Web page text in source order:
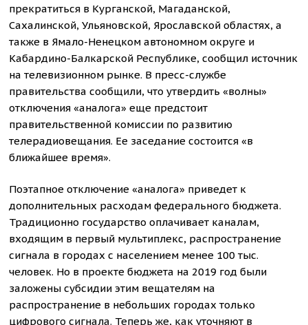
прекратиться в Курганской, Магаданской,
Сахалинской, Ульяновской, Ярославской областях, а
также в Ямало-Ненецком автономном округе и
Кабардино-Балкарской Республике, сообщил источник
на телевизионном рынке. В пресс-службе
правительства сообщили, что утвердить «волны»
отключения «аналога» еще предстоит
правительственной комиссии по развитию
телерадиовещания. Ее заседание состоится «в
ближайшее время».​
Поэтапное отключение «аналога» приведет к
дополнительных расходам федерального бюджета.
Традиционно государство оплачивает каналам,
входящим в первый мультиплекс, распространение
сигнала в городах с населением менее 100 тыс.
человек. Но в проекте бюджета на 2019 год были
заложены субсидии этим вещателям на
распространение в небольших городах только
цифрового сигнала. Теперь же, как уточняют в